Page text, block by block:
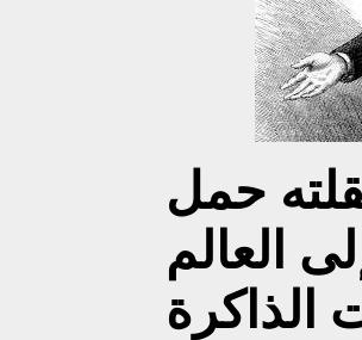
حمل
العالم